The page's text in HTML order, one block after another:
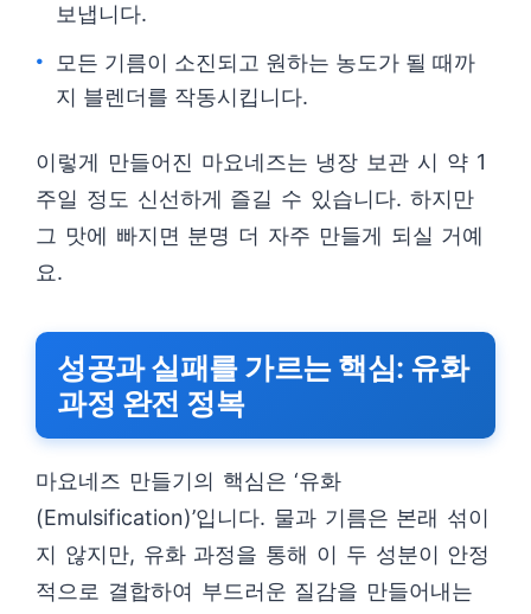
보냅니다.
모든 기름이 소진되고 원하는 농도가 될 때까
지 블렌더를 작동시킵니다.
이렇게 만들어진 마요네즈는 냉장 보관 시 약 1
주일 정도 신선하게 즐길 수 있습니다. 하지만
그 맛에 빠지면 분명 더 자주 만들게 되실 거예
요.
성공과 실패를 가르는 핵심: 유화
과정 완전 정복
마요네즈 만들기의 핵심은 ‘유화
(Emulsification)’입니다. 물과 기름은 본래 섞이
지 않지만, 유화 과정을 통해 이 두 성분이 안정
적으로 결합하여 부드러운 질감을 만들어내는